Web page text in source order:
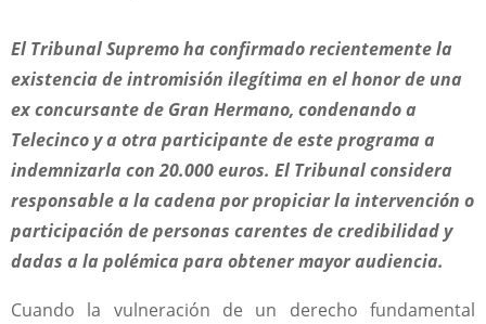
El Tribunal Supremo ha confirmado recientemente la
existencia de intromisión ilegítima en el honor de una
ex concursante de Gran Hermano, condenando a
Telecinco y a otra participante de este programa a
indemnizarla con 20.000 euros. El Tribunal considera
responsable a la cadena por propiciar la intervención o
participación de personas carentes de credibilidad y
dadas a la polémica para obtener mayor audiencia.
Cuando la vulneración de un derecho fundamental